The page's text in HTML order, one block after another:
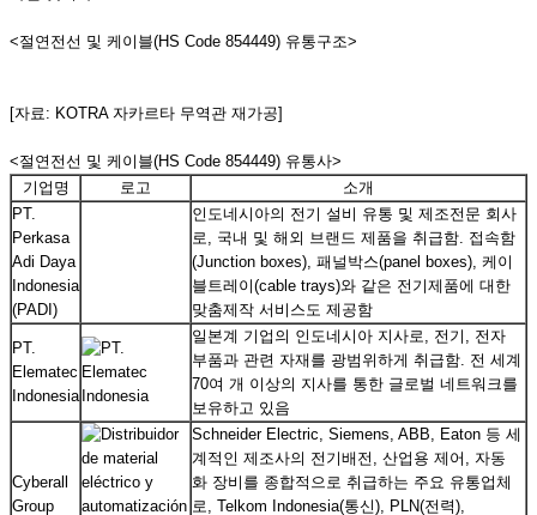
<절연전선 및 케이블(HS Code 854449) 유통구조>
[자료: KOTRA 자카르타 무역관 재가공]
<절연전선 및 케이블(HS Code 854449) 유통사>
기업명
로고
소개
PT.
Perkasa
Adi Daya
Indonesia
(PADI)
인도네시아의 전기 설비 유통 및 제조전문 회사
로, 국내 및 해외 브랜드 제품을 취급함. 접속함
(Junction boxes), 패널박스(panel boxes), 케이
블트레이(cable trays)와 같은 전기제품에 대한
맞춤제작 서비스도 제공함
PT.
Elematec
Indonesia
일본계 기업의 인도네시아 지사로, 전기, 전자
부품과 관련 자재를 광범위하게 취급함. 전 세계
70여 개 이상의 지사를 통한 글로벌 네트워크를
보유하고 있음
Cyberall
Group
Schneider Electric, Siemens, ABB, Eaton 등 세
계적인 제조사의 전기배전, 산업용 제어, 자동
화 장비를 종합적으로 취급하는 주요 유통업체
로, Telkom Indonesia(통신), PLN(전력),